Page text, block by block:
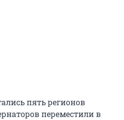
пять регионов
переместили в